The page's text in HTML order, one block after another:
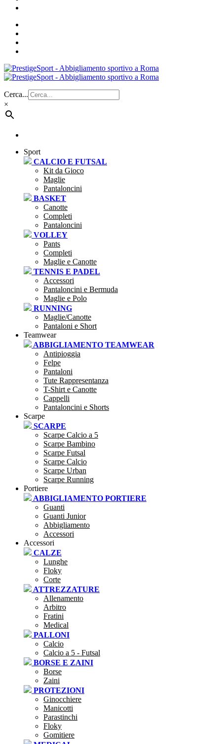
Cerca...
×
Sport
CALCIO E FUTSAL
Kit da Gioco
Maglie
Pantaloncini
BASKET
Canotte
Completi
Pantaloncini
VOLLEY
Pants
Completi
Maglie e Canotte
TENNIS E PADEL
Accessori
Pantaloncini e Bermuda
Maglie e Polo
RUNNING
Maglie/Canotte
Pantaloni e Short
Teamwear
ABBIGLIAMENTO TEAMWEAR
Antipioggia
Felpe
Pantaloni
Tute Rappresentanza
T-Shirt e Canotte
Cappelli
Pantaloncini e Shorts
Scarpe
SCARPE
Scarpe Calcio a 5
Scarpe Bambino
Scarpe Futsal
Scarpe Calcio
Scarpe Urban
Scarpe Running
Portiere
ABBIGLIAMENTO PORTIERE
Guanti
Guanti Junior
Abbigliamento
Accessori
Accessori
CALZE
Lunghe
Floky
Corte
ATTREZZATURE
Allenamento
Arbitro
Fratini
Medical
PALLONI
Calcio
Calcio a 5 - Futsal
BORSE E ZAINI
Borse
Zaini
PROTEZIONI
Ginocchiere
Manicotti
Parastinchi
Floky
Gomitiere